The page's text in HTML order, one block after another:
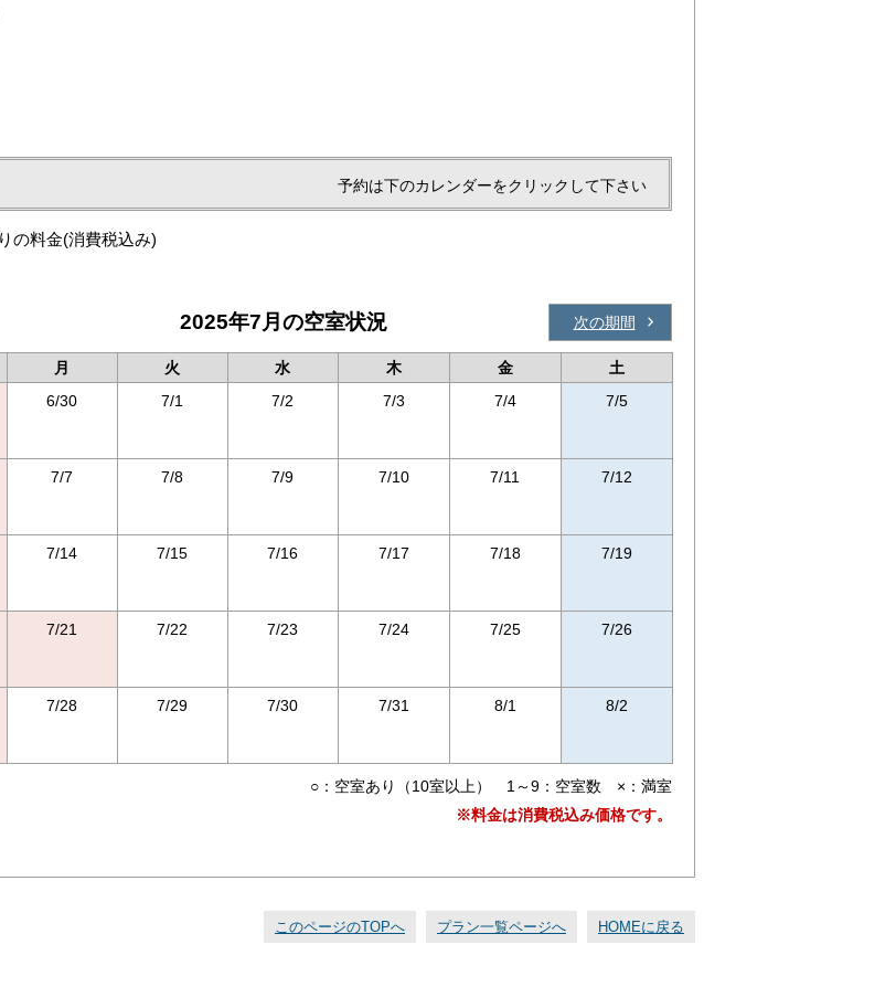
予約は下のカレンダーをクリックして下さい
の料金(消費税込み)
2025年7月の空室状況 次の期間
月 火 水 木 金
土
6/30 7/1 7/2 7/3 7/4 7/5
7/7 7/8 7/9 7/10 7/11 7/12
7/14 7/15 7/16 7/17 7/18 7/19
7/21 7/22 7/23 7/24 7/25 7/26
7/28 7/29 7/30 7/31 8/1 8/2
○：空室あり（10室以上） 1～9：空室数 ×：満室
※料金は消費税込み価格です。
このページのTOPへ プラン一覧ページへ HOMEに戻る